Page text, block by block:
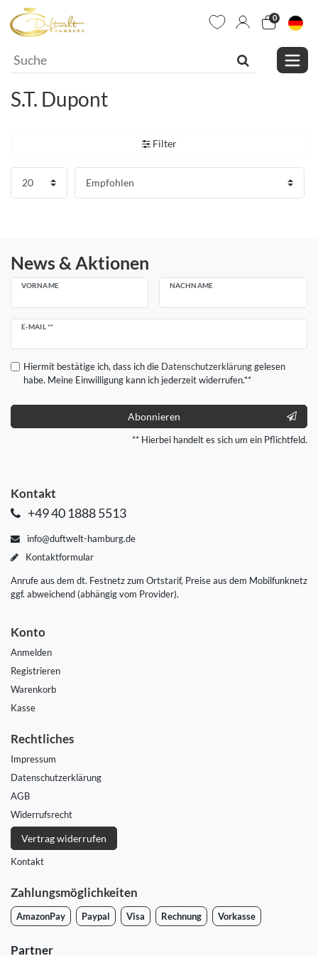
0
S.T. Dupont
Filter
News & Aktionen
VORNAME NACHNAME
E-MAIL **
Newsletter
Hiermit bestätige ich, dass ich die Daten­schutz­erklärunggelesen
habe. Meine Einwilligung kann ich jederzeit widerrufen.**
Abonnieren
** Hierbei handelt es sich um ein Pflichtfeld.
Kontakt
+49 40 1888 5513
info@duftwelt-hamburg.de
Kontaktformular
Anrufe aus dem dt. Festnetz zum Ortstarif, Preise aus dem Mobilfunknetz
ggf. abweichend (abhängig vom Provider).
Konto
Anmelden
Registrieren
Warenkorb
Kasse
Rechtliches
Impressum
Daten­schutz­erklärung
AGB
Widerrufs­recht
Vertrag widerrufen
Kontakt
Zahlungsmöglichkeiten
AmazonPay Paypal Visa Rechnung Vorkasse
Partner